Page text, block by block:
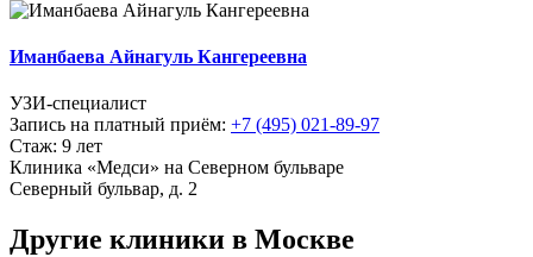
Иманбаева Айнагуль Кангереевна
УЗИ-специалист
Запись на платный приём: +7 (495) 021-89-97
Стаж: 9 лет
Клиника «Медси» на Северном бульваре
Северный бульвар, д. 2
Другие клиники в Москве